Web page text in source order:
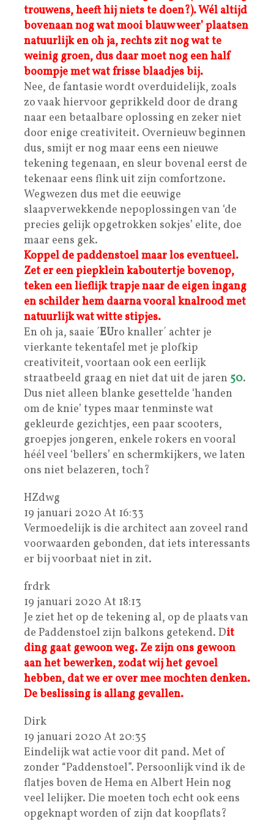
trouwens, heeft hij niets te doen?). Wél altijd
bovenaan nog wat mooi blauw weer’ plaatsen
natuurlijk en oh ja, rechts zit nog wat te
weinig groen, dus daar moet nog een half
boompje met wat frisse blaadjes bij.
Nee, de fantasie wordt overduidelijk, zoals
zo vaak hiervoor geprikkeld door de drang
naar een betaalbare oplossing en zeker niet
door enige creativiteit. Overnieuw beginnen
dus, smijt er nog maar eens een nieuwe
tekening tegenaan, en sleur bovenal eerst de
tekenaar eens flink uit zijn comfortzone.
Wegwezen dus met die eeuwige
slaapverwekkende nepoplossingen van ‘de
precies gelijk opgetrokken sokjes’ elite, doe
maar eens gek.
Koppel de paddenstoel maar los eventueel.
Zet er een piepklein kaboutertje bovenop,
teken een lieflijk trapje naar de eigen ingang
en schilder hem daarna vooral knalrood met
natuurlijk wat witte stipjes.
En oh ja, saaie ´EUro knaller´ achter je
vierkante tekentafel met je plofkip
creativiteit, voortaan ook een eerlijk
straatbeeld graag en niet dat uit de jaren 50.
Dus niet alleen blanke gesettelde ‘handen
om de knie’ types maar tenminste wat
gekleurde gezichtjes, een paar scooters,
groepjes jongeren, enkele rokers en vooral
héél veel ‘bellers’ en schermkijkers, we laten
ons niet belazeren, toch?
HZdwg
19 januari 2020 At 16:33
Vermoedelijk is die architect aan zoveel rand
voorwaarden gebonden, dat iets interessants
er bij voorbaat niet in zit.
frdrk
19 januari 2020 At 18:13
Je ziet het op de tekening al, op de plaats van
de Paddenstoel zijn balkons getekend. Dit
ding gaat gewoon weg. Ze zijn ons gewoon
aan het bewerken, zodat wij het gevoel
hebben, dat we er over mee mochten denken.
De beslissing is allang gevallen.
Dirk
19 januari 2020 At 20:35
Eindelijk wat actie voor dit pand. Met of
zonder “Paddenstoel”. Persoonlijk vind ik de
flatjes boven de Hema en Albert Hein nog
veel lelijker. Die moeten toch echt ook eens
opgeknapt worden of zijn dat koopflats?